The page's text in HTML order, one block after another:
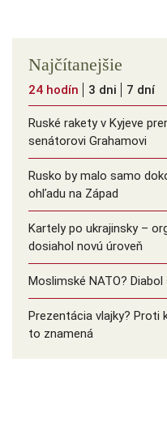
Najčítanejšie
24 hodín 3 dni 7 dní
Ruské rakety v Kyjeve
senátorovi Grahamovi
Rusko by malo samo
ohľadu na Západ
Kartely po ukrajinsky –
dosiahol novú úroveň
Moslimské NATO?
Prezentácia vlajky? Proti
to znamená